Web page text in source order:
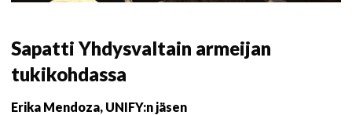
Sapatti Yhdysvaltain armeijan
tukikohdassa
Erika Mendoza, UNIFY:n jäsen